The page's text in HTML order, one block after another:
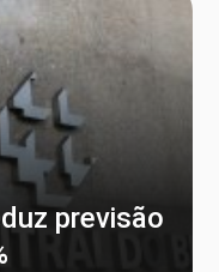
previsão